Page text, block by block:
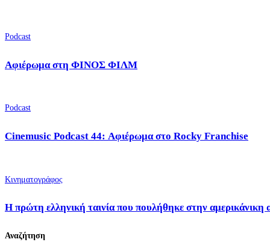
Podcast
Αφιέρωμα στη ΦΙΝΟΣ ΦΙΛΜ
Podcast
Cinemusic Podcast 44: Αφιέρωμα στο Rocky Franchise
Κινηματογράφος
Η πρώτη ελληνική ταινία που πουλήθηκε στην αμερικάνικη
Αναζήτηση